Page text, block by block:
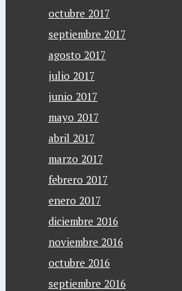
octubre 2017
septiembre 2017
agosto 2017
julio 2017
junio 2017
mayo 2017
abril 2017
marzo 2017
febrero 2017
enero 2017
diciembre 2016
noviembre 2016
octubre 2016
septiembre 2016